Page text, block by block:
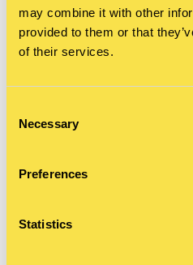
may combine it with other
provided to them or that
of their services.
Selection
Necessary
Preferences
Statistics
Siegertreppchen der PR
wissen wir am 4.
Daumen!
Titelbild: